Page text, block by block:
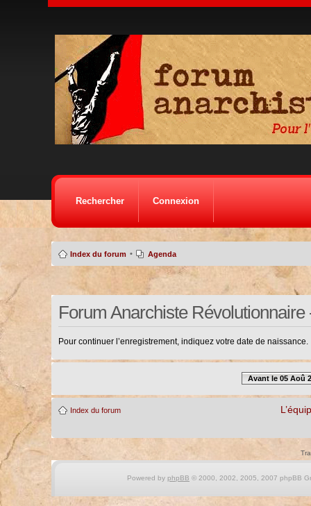
Rechercher Connexion
Index du forum • Agenda
Forum Anarchiste
Pour continuer l’enregistrement, indiquez votre date de naissance.
Avant le 05 Aoû
Index du forum
Powered by phpBB © 2000, 2002, 2005, 2007 phpBB